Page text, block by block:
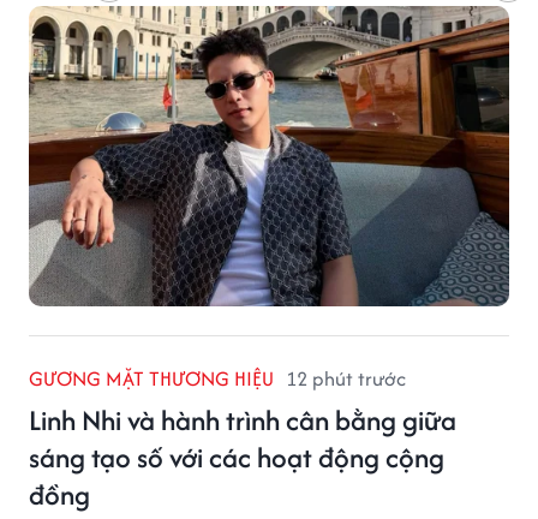
GƯƠNG MẶT THƯƠNG HIỆU 12 phút trước
Linh Nhi và hành trình cân bằng giữa
sáng tạo số với các hoạt động cộng
đồng